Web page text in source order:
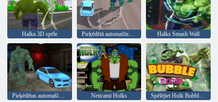
Halka 3D spēle Pieķēdētā automašīna pret Halku Halks Smash Wall
Pieķēdētas automašīnas pret Ramp hulk spēli Neticami Holks Spēlējiet Hulk Bubble Shooter spēles